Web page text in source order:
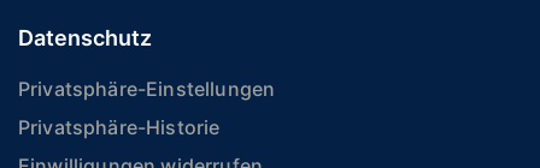
Datenschutz
Privatsphäre-Einstellungen
Privatsphäre-Historie